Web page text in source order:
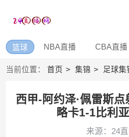
篮球 NBA直播 CBA直播
当前位置： 首页 集锦 足球集
西甲-阿约泽·佩雷斯
略卡1-1比利
来源：24